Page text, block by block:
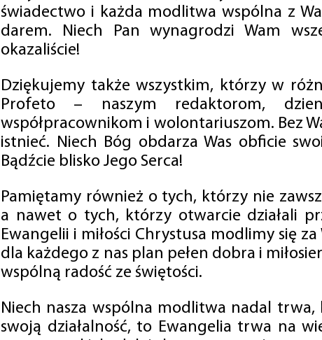
świadectwo i każda modlitwa wspólna z
darem. Niech Pan wynagrodzi Wam
okazaliście!
Dziękujemy także wszystkim, którzy w
Profeto – naszym redaktorom,
współpracownikom i wolontariuszom. Bez
istnieć. Niech Bóg obdarza Was obficie
Bądźcie blisko Jego Serca!
Pamiętamy również o tych, którzy nie
a nawet o tych, którzy otwarcie działali
Ewangelii i miłości Chrystusa modlimy się za
dla każdego z nas plan pełen dobra i
wspólną radość ze świętości.
Niech nasza wspólna modlitwa nadal
swoją działalność, to Ewangelia trwa na